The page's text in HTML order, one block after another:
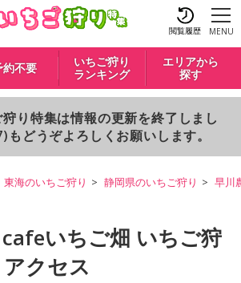
閲覧履歴 MENU
約不要
いちご狩り
ランキング
エリアから
探す
り特集は情報の更新を終了しまし
どうぞよろしくお願いします。
東海のいちご狩り 静岡県のいちご狩り 早川
いちご畑 いちご狩
クセス